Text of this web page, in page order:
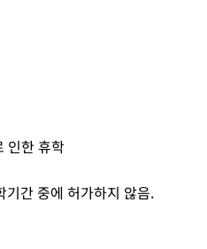
인한 휴학
간 중에 허가하지 않음.